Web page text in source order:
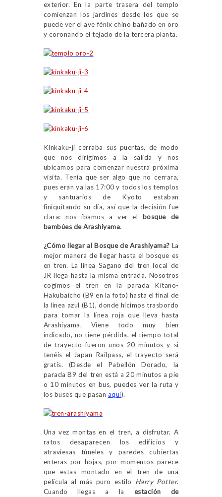
exterior. En la parte trasera del templo
comienzan los jardines desde los que se
puede ver el ave fénix chino bañado en oro
y coronando el tejado de la tercera planta.
Kinkaku-ji cerraba sus puertas, de modo
que nos dirigimos a la salida y nos
ubicamos para comenzar nuestra próxima
visita. Tenía que ser algo que no cerrara,
pues eran ya las 17:00 y todos los templos
y santuarios de Kyoto estaban
finiquitando su día, así que la decisión fue
clara: nos íbamos a ver el bosque de
bambúes de Arashiyama.
¿Cómo llegar al Bosque de Arashiyama? La
mejor manera de llegar hasta el bosque es
en tren. La línea Sagano del tren local de
JR llega hasta la misma entrada. Nosotros
cogimos el tren en la parada Kitano-
Hakubaicho (B9 en la foto) hasta el final de
la línea azul (B1), donde hicimos trasbordo
para tomar la línea roja que lleva hasta
Arashiyama. Viene todo muy bien
indicado, no tiene pérdida, el tiempo total
de trayecto fueron unos 20 minutos y si
tenéis el Japan Railpass, el trayecto será
gratis. (Desde el Pabellón Dorado, la
parada B9 del tren está a 20 minutos a pie
o 10 minutos en bus, puedes ver la ruta y
los buses que pasan aquí).
Una vez montas en el tren, a disfrutar. A
ratos desaparecen los edificios y
atraviesas túneles y paredes cubiertas
enteras por hojas, por momentos parece
que estas montado en el tren de una
película al más puro estilo Harry Potter.
Cuando llegas a la estación de